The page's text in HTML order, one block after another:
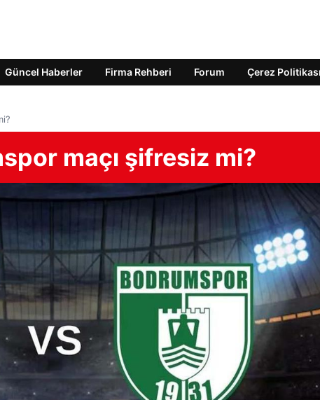
Güncel Haberler Firma Rehberi Forum Çerez Politikası
maçı şifresiz mi?